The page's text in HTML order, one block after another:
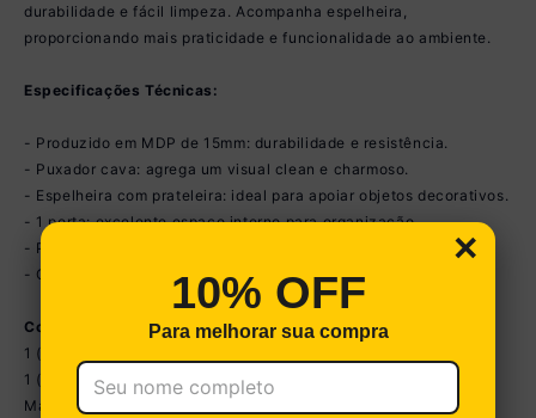
durabilidade e fácil limpeza. Acompanha espelheira,
proporcionando mais praticidade e funcionalidade ao ambiente.
Especificações Técnicas:
- Produzido em MDP de 15mm: durabilidade e resistência.
- Puxador cava: agrega um visual clean e charmoso.
- Espelheira com prateleira: ideal para apoiar objetos decorativos.
- 1 porta: excelente espaço interno para organização.
- Pés no estilo retrô: estabilidade ao móvel.
- Cuba não inclusa.
Conteúdo da Embalagem:
1 (um) Balcão de Banheiro
1 (um) Espelheira
Manual de Montagem e Kit Ferragem
×
10% OFF
Para melhorar sua compra